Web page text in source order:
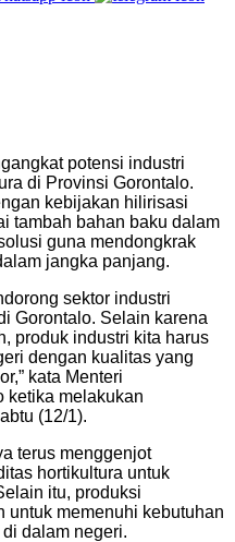
potensi industri
di Provinsi Gorontalo.
kebijakan hilirisasi
tambah bahan baku dalam
guna mendongkrak
jangka panjang.
sektor industri
Gorontalo. Selain karena
produk industri kita harus
dengan kualitas yang
kata Menteri
ketika melakukan
(12/1).
terus menggenjot
hortikultura untuk
itu, produksi
untuk memenuhi kebutuhan
dalam negeri.